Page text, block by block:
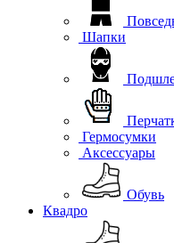
Шапки
Гермосумки
Аксессуары
Обувь
Квадро